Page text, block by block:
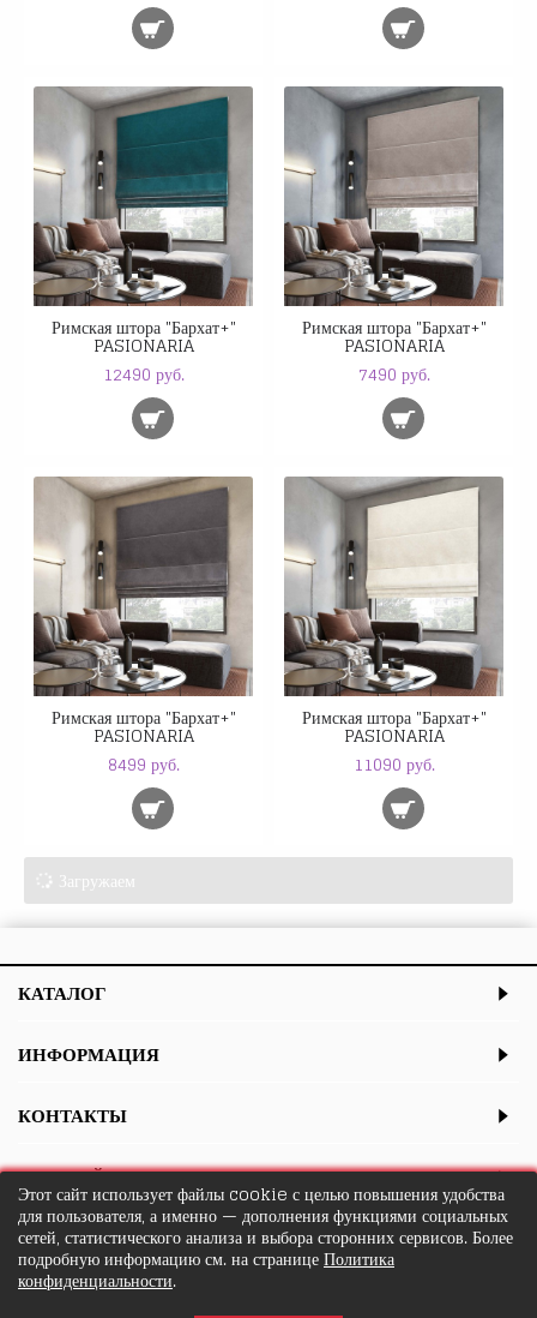
Римская штора "Бархат+"
PASIONARIA
12490 руб.
Римская штора "Бархат+"
PASIONARIA
7490 руб.
Римская штора "Бархат+"
PASIONARIA
8499 руб.
Римская штора "Бархат+"
PASIONARIA
11090 руб.
Загружаем
КАТАЛОГ
ИНФОРМАЦИЯ
КОНТАКТЫ
ЛИЧНЫЙ КАБИНЕТ
Этот сайт использует файлы cookie с целью повышения удобства
для пользователя, а именно — дополнения функциями социальных
сетей, статистического анализа и выбора сторонних сервисов. Более
подробную информацию см. на страницеПолитика
конфиденциальности.